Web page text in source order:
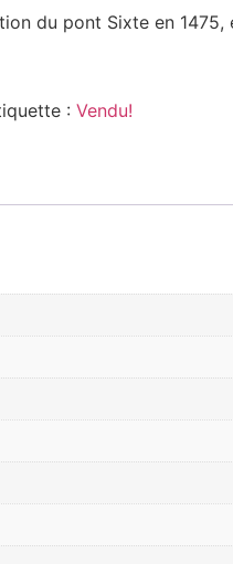
du pont Sixte en 1475,
: Vendu!